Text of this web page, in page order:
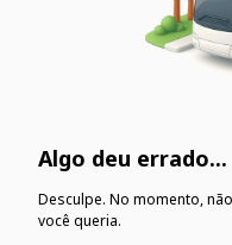
Algo deu errado...
Desculpe. No momento,
você queria.